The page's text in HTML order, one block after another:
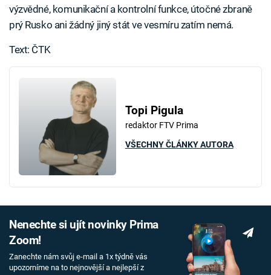
výzvědné, komunikační a kontrolní funkce, útočné zbraně
prý Rusko ani žádný jiný stát ve vesmíru zatím nemá.
Text: ČTK
Topi Pigula
redaktor FTV Prima
VŠECHNY ČLÁNKY AUTORA
Nenechte si ujít novinky Prima
Zoom!
Zanechte nám svůj e-mail a 1x týdně vás
upozorníme na to nejnovější a nejlepší z